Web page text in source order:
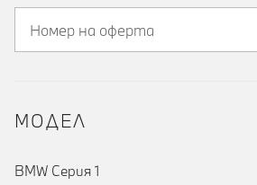
MOДЕЛ
BMW Серия 1